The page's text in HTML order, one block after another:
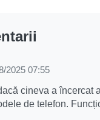
2025 07:55
cineva a încercat
de telefon.